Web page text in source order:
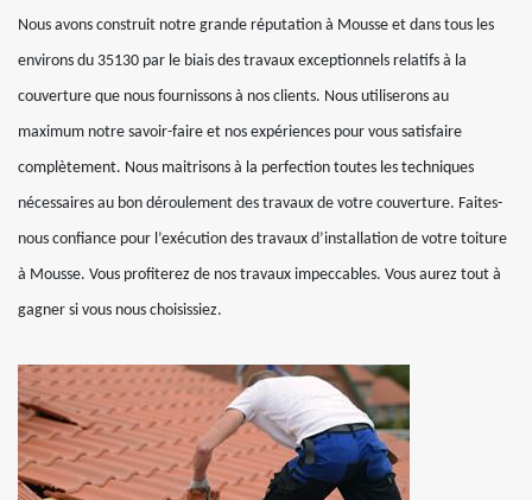
Nous avons construit notre grande réputation à Mousse et dans tous les
environs du 35130 par le biais des travaux exceptionnels relatifs à la
couverture que nous fournissons à nos clients. Nous utiliserons au
maximum notre savoir-faire et nos expériences pour vous satisfaire
complètement. Nous maitrisons à la perfection toutes les techniques
nécessaires au bon déroulement des travaux de votre couverture. Faites-
nous confiance pour l’exécution des travaux d’installation de votre toiture
à Mousse. Vous profiterez de nos travaux impeccables. Vous aurez tout à
gagner si vous nous choisissiez.